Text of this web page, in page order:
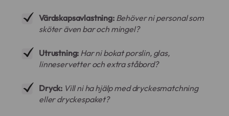
Värdskapsavlastning:Behöver ni personal som
sköter även bar och mingel?
Utrustning: Har ni bokat porslin, glas,
linneservetter och extra ståbord?
Dryck: Vill ni ha hjälp med dryckesmatchning
eller dryckespaket?